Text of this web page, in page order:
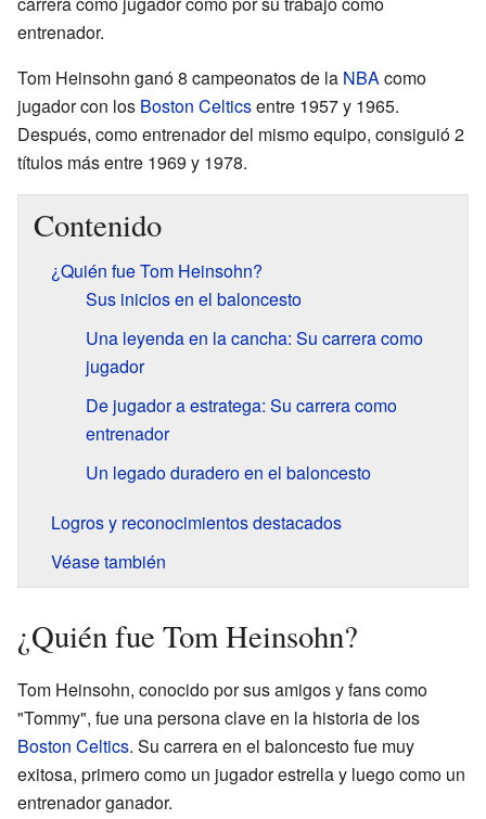
entrenador.
Tom Heinsohn ganó 8 campeonatos de la NBAcomo
jugador con los Boston Celticsentre 1957 y 1965.
Después, como entrenador del mismo equipo, consiguió 2
títulos más entre 1969 y 1978.
Contenido
¿Quién fue Tom Heinsohn?
Sus inicios en el baloncesto
Una leyenda en la cancha: Su carrera como
jugador
De jugador a estratega: Su carrera como
entrenador
Un legado duradero en el baloncesto
Logros y reconocimientos destacados
Véase también
¿Quién fue Tom Heinsohn?
Tom Heinsohn, conocido por sus amigos y fans como
"Tommy", fue una persona clave en la historia de los
Boston Celtics. Su carrera en el baloncesto fue muy
exitosa, primero como un jugador estrella y luego como un
entrenador ganador.